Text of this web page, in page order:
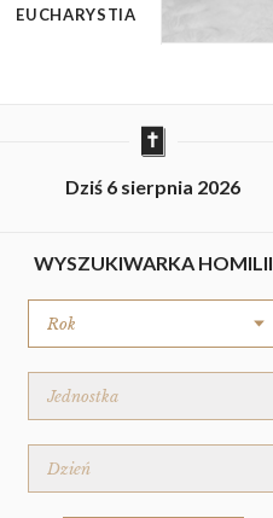
EUCHARYSTIA
Dziś 6 sierpnia 2026
WYSZUKIWARKA HOMILII